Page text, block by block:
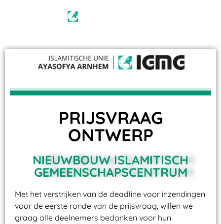
PRIJSVRAAG
ONTWERP
NIEUWBOUW ISLAMITISCH
GEMEENSCHAPSCENTRUM
Met het verstrijken van de deadline voor inzendingen
voor de eerste ronde van de prijsvraag, willen we
graag alle deelnemers bedanken voor hun